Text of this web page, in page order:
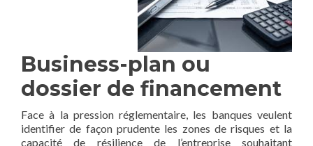
Business-plan ou
dossier de financement
Face à la pression réglementaire, les banques veulent
identifier de façon prudente les zones de risques et la
capacité de résilience de l’entreprise souhaitant